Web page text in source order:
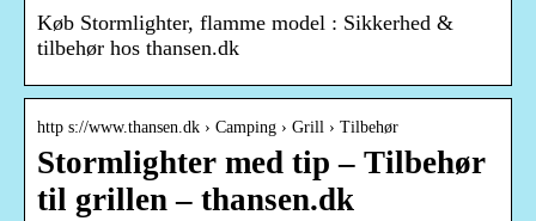
Køb Stormlighter, flamme model : Sikkerhed &
tilbehør hos thansen.dk
http s://www.thansen.dk › Camping › Grill › Tilbehør
Stormlighter med tip – Tilbehør
til grillen – thansen.dk